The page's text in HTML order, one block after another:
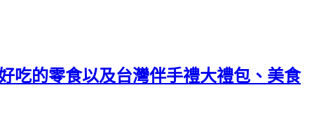
吃的零食以及台灣伴手禮大禮包、美食